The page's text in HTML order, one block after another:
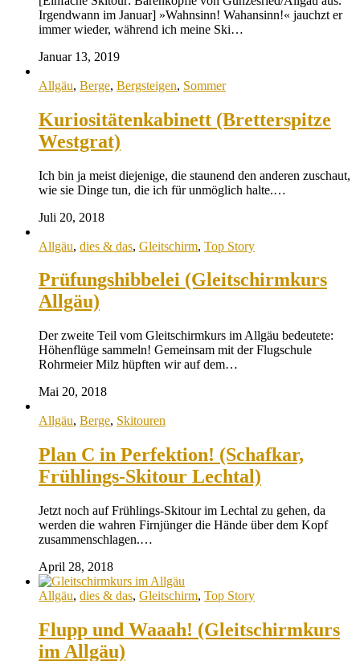
Irgendwann im Januar] »Wahnsinn! Wahansinn!« jauchzt er
immer wieder, während ich meine Ski…
Januar 13, 2019
Allgäu, Berge, Bergsteigen, Sommer
Kuriositätenkabinett (Bretterspitze
Westgrat)
Ich bin ja meist diejenige, die staunend den anderen zuschaut,
wie sie Dinge tun, die ich für unmöglich halte.…
Juli 20, 2018
Allgäu, dies & das, Gleitschirm, Top Story
Prüfungshibbelei (Gleitschirmkurs
Allgäu)
Der zweite Teil vom Gleitschirmkurs im Allgäu bedeutete:
Höhenflüge sammeln! Gemeinsam mit der Flugschule
Rohrmeier Milz hüpften wir auf dem…
Mai 20, 2018
Allgäu, Berge, Skitouren
Plan C in Perfektion! (Schafkar,
Frühlings-Skitour Lechtal)
Jetzt noch auf Frühlings-Skitour im Lechtal zu gehen, da
werden die wahren Firnjünger die Hände über dem Kopf
zusammenschlagen.…
April 28, 2018
Allgäu, dies & das, Gleitschirm, Top Story
Flupp und Waaah! (Gleitschirmkurs
im Allgäu)